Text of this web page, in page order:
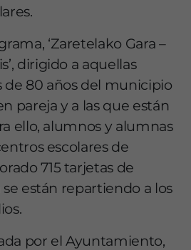
‘Zaretelako Gara –
dirigido a aquellas
de 80 años del municipio
pareja y a las que están
ello, alumnos y alumnas
escolares de
715 tarjetas de
están repartiendo a los
por el Ayuntamiento,